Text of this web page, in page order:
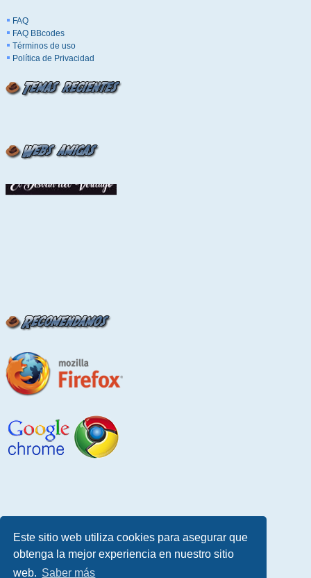
Este sitio web utiliza cookies para asegurar que
obtenga la mejor experiencia en nuestro sitio
web. Saber más
FAQ
FAQ BBcodes
Términos de uso
Política de Privacidad